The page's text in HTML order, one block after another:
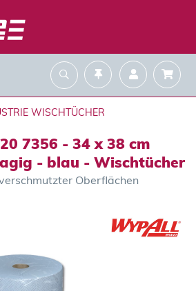
WISCHTÜCHER
7356 - 34 x 38 cm
- blau - Wischtücher
Oberflächen